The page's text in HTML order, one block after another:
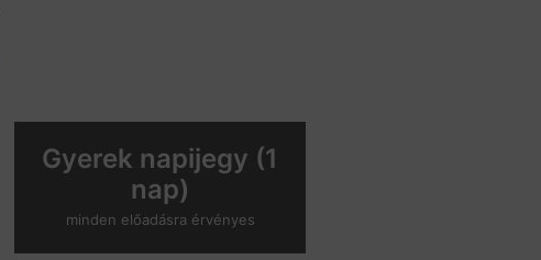
Gyerek napijegy (1
nap)
minden előadásra érvényes